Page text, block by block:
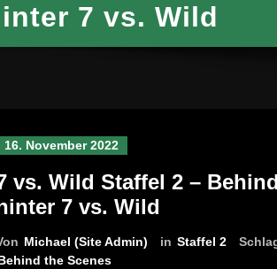
7 vs. Wild
16. November 2022
vs. Wild Staffel 2 –
7 vs. Wild
Michael (Site Admin) in Staffel 2
the Scenes